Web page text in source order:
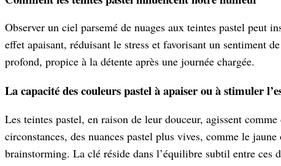
Observer un ciel parsemé de nuages aux teintes pastel peut
effet apaisant, réduisant le stress et favorisant un sentiment
profond, propice à la détente après une journée chargée.
La capacité des couleurs pastel à apaiser ou à stimuler
Les teintes pastel, en raison de leur douceur, agissent
circonstances, des nuances pastel plus vives, comme le
brainstorming. La clé réside dans l’équilibre subtil entre ces